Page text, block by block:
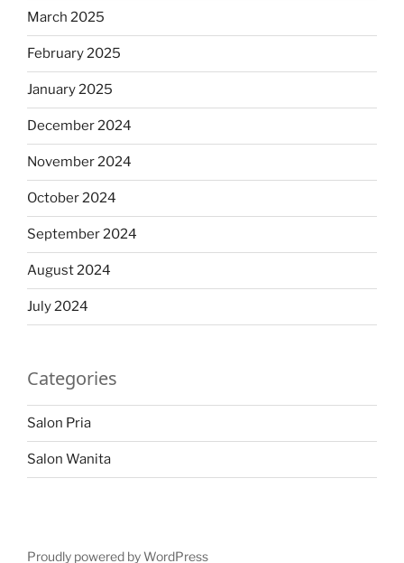
March 2025
February 2025
January 2025
December 2024
November 2024
October 2024
September 2024
August 2024
July 2024
Categories
Salon Pria
Salon Wanita
Proudly powered by WordPress